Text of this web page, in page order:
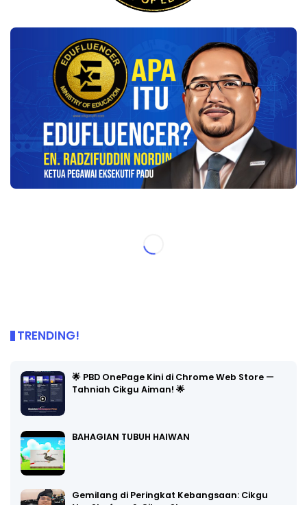
TRENDING!
🌟 PBD OnePage Kini di Chrome Web Store —
Tahniah Cikgu Aiman! 🌟
BAHAGIAN TUBUH HAIWAN
Gemilang di Peringkat Kebangsaan: Cikgu